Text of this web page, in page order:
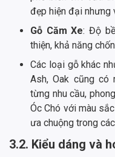
đẹp hiện đại nhưng
Gỗ Căm Xe: Độ
thiện, khả năng
Các loại gỗ khác
Ash, Oak cũng có
từng nhu cầu,
Óc Chó với màu
ưa chuộng trong
3.2. Kiểu dáng và